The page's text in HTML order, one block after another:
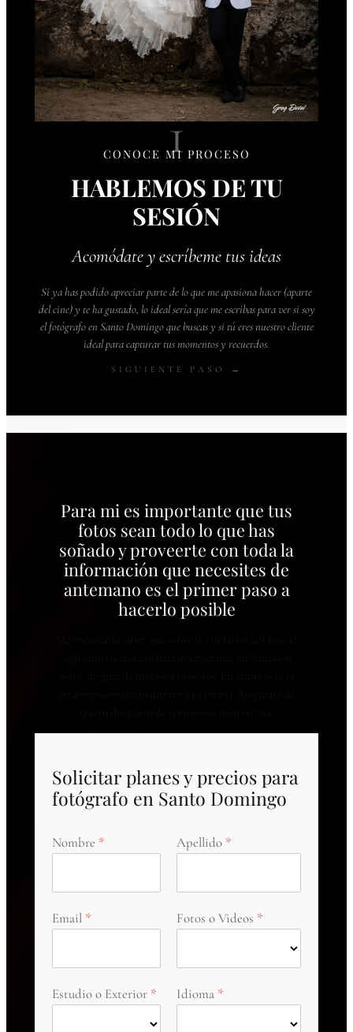
1
CONOCE MI PROCESO
HABLEMOS DE TU
SESIÓN
Acomódate y escríbeme tus ideas
Si ya has podido apreciar parte de lo que me apasiona hacer (aparte
del cine) y te ha gustado, lo ideal sería que me escribas para ver si soy
el fotógrafo en Santo Domingo que buscas y si tú eres nuestro cliente
ideal para capturar tus momentos y recuerdos.
SIGUIENTE PASO →
Para mi es importante que tus
fotos sean todo lo que has
soñado y proveerte con toda la
información que necesites de
antemano es el primer paso a
hacerlo posible
Solicitar planes y precios para
fotógrafo en Santo Domingo
Nombre Apellido
Email Fotos o Videos
Estudio o Exterior Idioma